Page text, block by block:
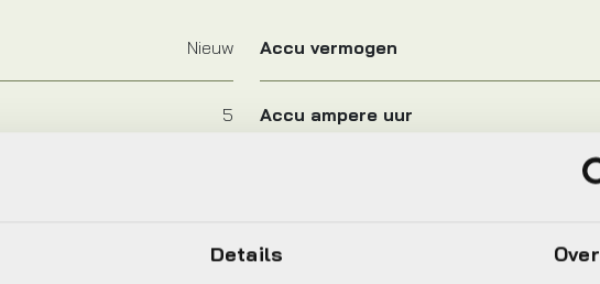
Details Over
Nieuw Accu vermogen
5 Accu ampere uur
36 Afneembaar display